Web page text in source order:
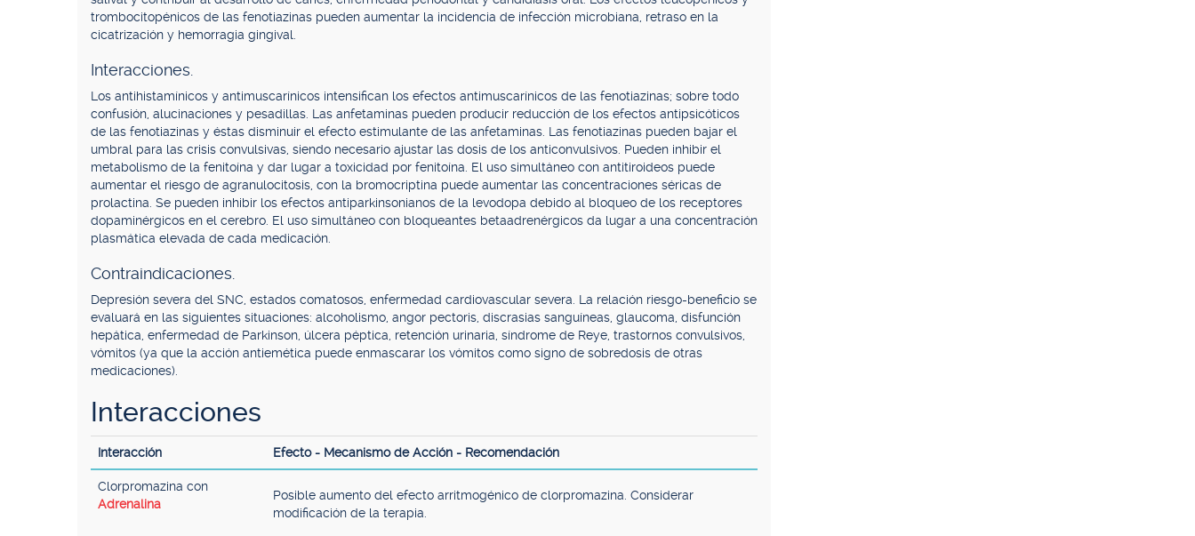
trombocitopénicos de las fenotiazinas pueden aumentar la incidencia de infección microbiana, retraso en la
cicatrización y hemorragia gingival.
Interacciones.
Los antihistamínicos y antimuscarínicos intensifican los efectos antimuscarínicos de las fenotiazinas; sobre todo
confusión, alucinaciones y pesadillas. Las anfetaminas pueden producir reducción de los efectos antipsicóticos
de las fenotiazinas y éstas disminuir el efecto estimulante de las anfetaminas. Las fenotiazinas pueden bajar el
umbral para las crisis convulsivas, siendo necesario ajustar las dosis de los anticonvulsivos. Pueden inhibir el
metabolismo de la fenitoína y dar lugar a toxicidad por fenitoína. El uso simultáneo con antitiroideos puede
aumentar el riesgo de agranulocitosis, con la bromocriptina puede aumentar las concentraciones séricas de
prolactina. Se pueden inhibir los efectos antiparkinsonianos de la levodopa debido al bloqueo de los receptores
dopaminérgicos en el cerebro. El uso simultáneo con bloqueantes betaadrenérgicos da lugar a una concentración
plasmática elevada de cada medicación.
Contraindicaciones.
Depresión severa del SNC, estados comatosos, enfermedad cardiovascular severa. La relación riesgo-beneficio se
evaluará en las siguientes situaciones: alcoholismo, angor pectoris, discrasias sanguíneas, glaucoma, disfunción
hepática, enfermedad de Parkinson, úlcera péptica, retención urinaria, síndrome de Reye, trastornos convulsivos,
vómitos (ya que la acción antiemética puede enmascarar los vómitos como signo de sobredosis de otras
medicaciones).
Interacciones
Interacción Efecto - Mecanismo de Acción - Recomendación
Clorpromazina con
Adrenalina
Posible aumento del efecto arritmogénico de clorpromazina. Considerar
modificación de la terapia.